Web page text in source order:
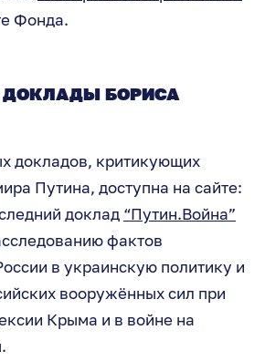
Фонда.
БОРИСА
докладов, критикующих
Путина, доступна на сайте:
доклад “Путин.Война”
фактов
в украинскую политику и
вооружённых сил при
Крыма и в войне на